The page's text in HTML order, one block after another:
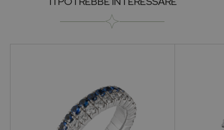
PALUMBO & GIGANTE
Zaffiri